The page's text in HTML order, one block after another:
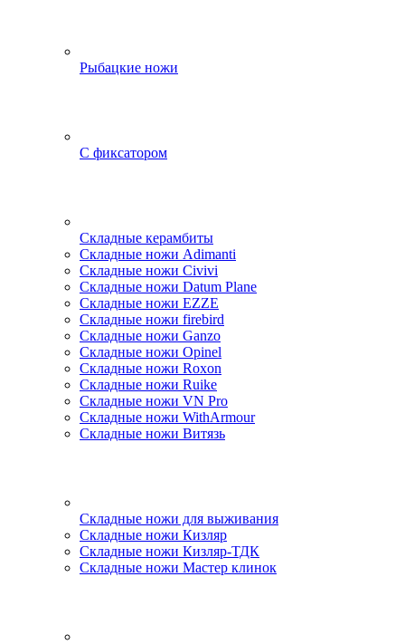
Рыбацкие ножи
С фиксатором
Складные керамбиты
Складные ножи Adimanti
Складные ножи Civivi
Складные ножи Datum Plane
Складные ножи EZZE
Складные ножи firebird
Складные ножи Ganzo
Складные ножи Opinel
Складные ножи Roxon
Складные ножи Ruike
Складные ножи VN Pro
Складные ножи WithArmour
Складные ножи Витязь
Складные ножи для выживания
Складные ножи Кизляр
Складные ножи Кизляр-ТДК
Складные ножи Мастер клинок